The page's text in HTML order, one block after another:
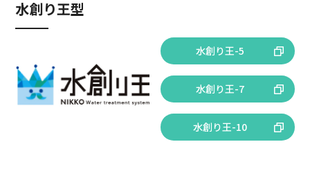
水創り王型
水創り王-5
水創り王-7
水創り王-10